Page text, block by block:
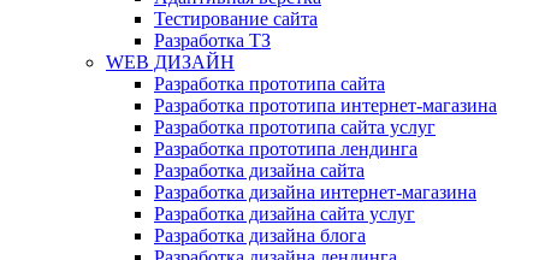
Тестирование сайта
Разработка ТЗ
WEB ДИЗАЙН
Разработка прототипа сайта
Разработка прототипа интернет-магазина
Разработка прототипа сайта услуг
Разработка прототипа лендинга
Разработка дизайна сайта
Разработка дизайна интернет-магазина
Разработка дизайна сайта услуг
Разработка дизайна блога